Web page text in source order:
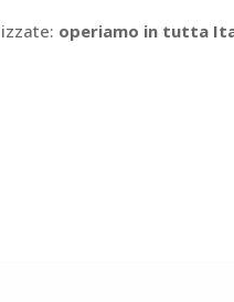
operiamo in tutta